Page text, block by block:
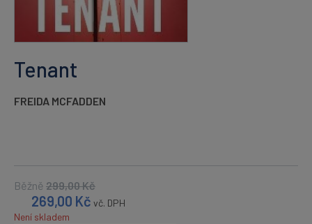
Tenant
FREIDA MCFADDEN
Běžně 299,00Kč
269,00 Kč vč. DPH
Není skladem